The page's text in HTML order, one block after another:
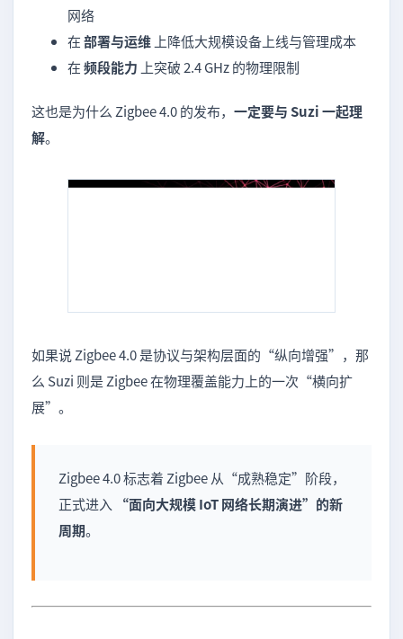
网络
在部署与运维 上降低大规模设备上线与管理成本
在频段能力 上突破 2.4 GHz 的物理限制
这也是为什么 Zigbee 4.0 的发布， 一定要与 Suzi 一起理
解。
如果说 Zigbee 4.0 是协议与架构层面的“纵向增强”，那
么 Suzi 则是 Zigbee 在物理覆盖能力上的一次“横向扩
展”。
Zigbee 4.0 标志着 Zigbee 从“成熟稳定”阶段，
正式进入
“面向大规模 IoT 网络长期演进”的新
周期。